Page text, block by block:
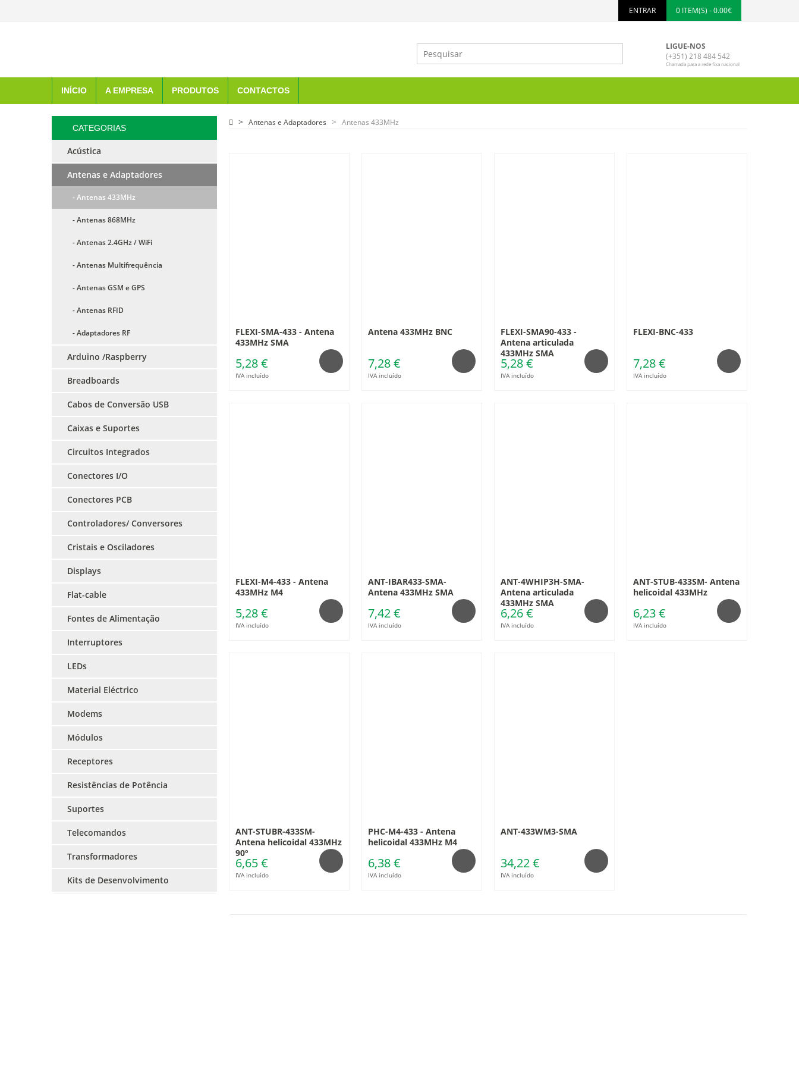
ENTRAR 0 ITEM(S) - 0.00€
LIGUE-NOS
(+351) 218 484 542
Chamada para a rede fixa nacional
INÍCIO A EMPRESA PRODUTOS CONTACTOS
CATEGORIAS
Acústica
Antenas e Adaptadores
- Antenas 433MHz
- Antenas 868MHz
- Antenas 2.4GHz / WiFi
- Antenas Multifrequência
- Antenas GSM e GPS
- Antenas RFID
- Adaptadores RF
Arduino /Raspberry
Breadboards
Cabos de Conversão USB
Caixas e Suportes
Circuitos Integrados
Conectores I/O
Conectores PCB
Controladores/ Conversores
Cristais e Osciladores
Displays
Flat-cable
Fontes de Alimentação
Interruptores
LEDs
Material Eléctrico
Modems
Módulos
Receptores
Resistências de Potência
Suportes
Telecomandos
Transformadores
Kits de Desenvolvimento
Antenas e Adaptadores Antenas 433MHz
FLEXI-SMA-433 - Antena
433MHz SMA
5,28 €
IVA incluído
Antena 433MHz BNC
7,28 €
IVA incluído
FLEXI-SMA90-433 -
Antena articulada
433MHz SMA
5,28 €
IVA incluído
FLEXI-BNC-433
7,28 €
IVA incluído
FLEXI-M4-433 - Antena
433MHz M4
5,28 €
IVA incluído
ANT-IBAR433-SMA-
Antena 433MHz SMA
7,42 €
IVA incluído
ANT-4WHIP3H-SMA-
Antena articulada
433MHz SMA
6,26 €
IVA incluído
ANT-STUB-433SM- Antena
helicoidal 433MHz
6,23 €
IVA incluído
ANT-STUBR-433SM-
Antena helicoidal 433MHz
90º
6,65 €
IVA incluído
PHC-M4-433 - Antena
helicoidal 433MHz M4
6,38 €
IVA incluído
ANT-433WM3-SMA
34,22 €
IVA incluído